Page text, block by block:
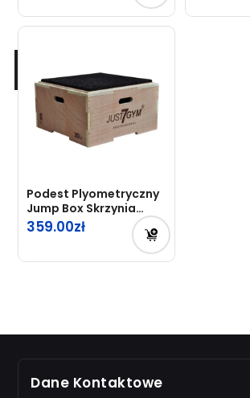
Podest Plyometryczny
Jump Box Skrzynia
Just7Gym
359.00
Dane Kontaktowe